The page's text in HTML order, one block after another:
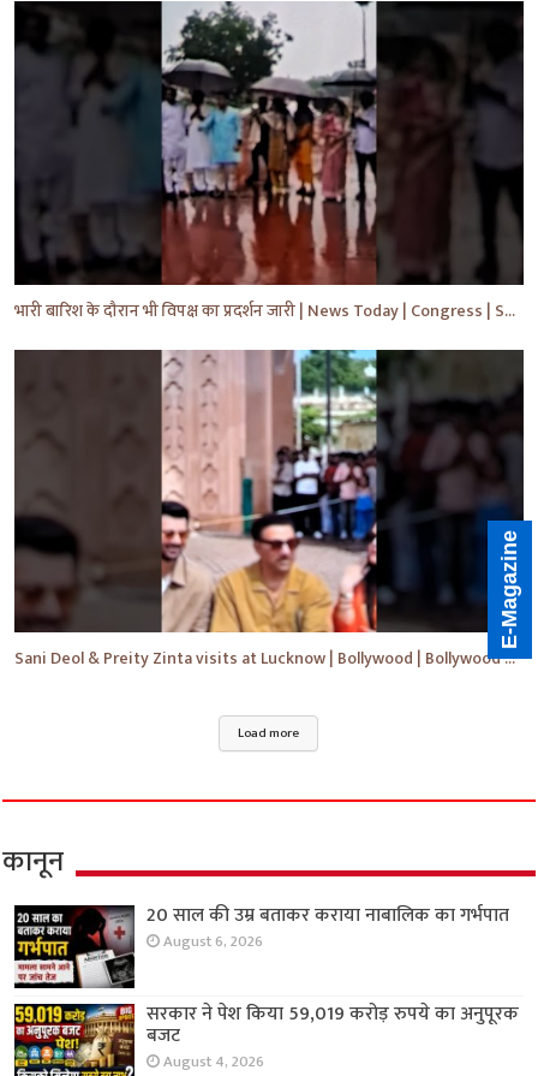
भारी बारिश के दौरान भी विपक्ष का प्रदर्शन जारी | News Today | Congress | Samajwadi | #shorts #yt
Sani Deol & Preity Zinta visits at Lucknow | Bollywood | Bollywood News | #bollywood #shorts #yt
Load more
कानून
20 साल की उम्र बताकर कराया नाबालिक का गर्भपात
August 6, 2026
सरकार ने पेश किया 59,019 करोड़ रुपये का अनुपूरक
बजट
August 4, 2026
E-Magazine